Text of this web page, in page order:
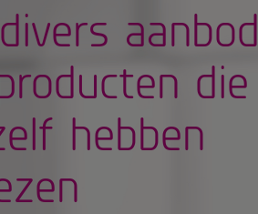
aanbod
die
hebben